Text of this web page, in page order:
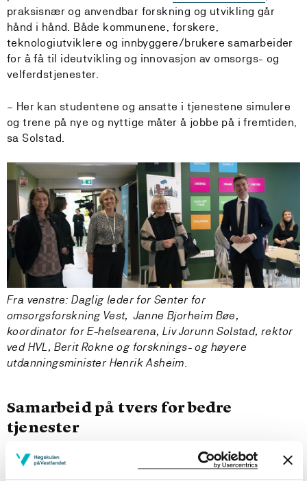
praksisnær og anvendbar forskning og utvikling går
hånd i hånd. Både kommunene, forskere,
teknologiutviklere og innbyggere/brukere samarbeider
for å få til ideutvikling og innovasjon av omsorgs- og
velferdstjenester.
– Her kan studentene og ansatte i tjenestene simulere
og trene på nye og nyttige måter å jobbe på i fremtiden,
sa Solstad.
Fra venstre: Daglig leder for Senter for
omsorgsforskning Vest, Janne Bjorheim Bøe,
koordinator for E-helsearena, Liv Jorunn Solstad, rektor
ved HVL, Berit Rokne og forsknings- og høyere
utdanningsminister Henrik Asheim.
Samarbeid på tvers for bedre
tjenester
E-helseareneaen tilhører Hølgskulen på Vestlandet, og
de ansatte samarbeider tett med fagmiljø ved